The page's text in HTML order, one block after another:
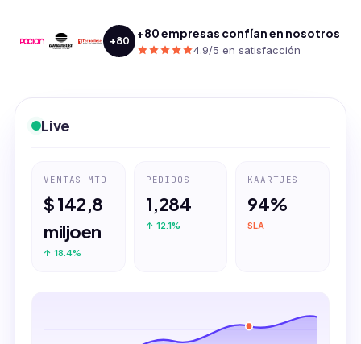
+80
+80 empresas confían en nosotros
4.9/5 en satisfacción
Live
VENTAS MTD
$ 142,8
miljoen
↑ 18.4%
PEDIDOS
1,284
↑ 12.1%
KAARTJES
94%
SLA